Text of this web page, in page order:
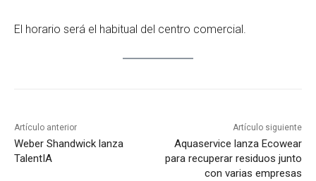
El horario será el habitual del centro comercial.
Artículo anterior
Weber Shandwick lanza
TalentIA
Artículo siguiente
Aquaservice lanza Ecowear
para recuperar residuos junto
con varias empresas